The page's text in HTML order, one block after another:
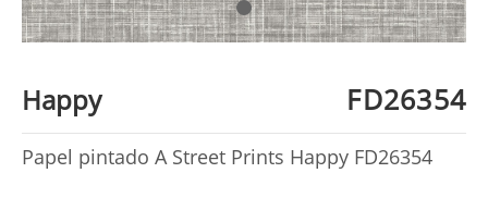
Happy FD26354
Papel pintado A Street Prints Happy FD26354